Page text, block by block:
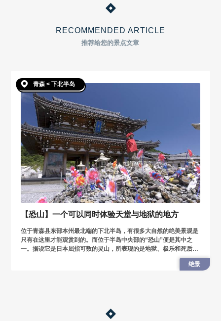
RECOMMENDED ARTICLE
推荐给您的景点文章
青森 < 下北半岛
【恐山】一个可以同时体验天堂与地狱的地方
位于青森县东部本州最北端的下北半岛，有很多大自然的绝美景观是
只有在这里才能观赏到的。而位于半岛中央部的“恐山”便是其中之
一。据说它是日本屈指可数的灵山，所表现的是地狱、极乐和死后的
世界。这次就介绍一下这座虽带有奇异色彩，但却能给人带来大自然
绝景